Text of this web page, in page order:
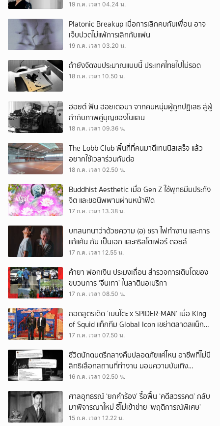
19 ก.ค. เวลา 04.24 น.
Platonic Breakup เมื่อการเลิกคบกับเพื่อน อาจ
เจ็บปวดไม่แพ้การเลิกกับแฟน
19 ก.ค. เวลา 03.20 น.
ถ้ายังจัดงบประมาณแบบนี้ ประเทศไทยไปไม่รอด
18 ก.ค. เวลา 10.50 น.
ฮอยต์ ฟัน ฮอยเตอมา จากคนหนุ่มผู้ถูกปฏิเสธ สู่ผู้
กำกับภาพคู่บุญของโนแลน
18 ก.ค. เวลา 09.36 น.
The Lobb Club พื้นที่ที่คนมาตีเทนนิสเสร็จ แล้ว
อยากใช้เวลาร่วมกันต่อ
18 ก.ค. เวลา 02.50 น.
Buddhist Aesthetic เมื่อ Gen Z ใช้พุทธมีมประทัง
จิต และขอนิพพานผ่านหน้าฟีด
17 ก.ค. เวลา 13.38 น.
บทสนทนาว่าด้วยความ (อ) ชรา ไฟทำงาน และการ
แก้แค้น กับ เป็นเอก และคริสโตเฟอร์ ดอยล์
17 ก.ค. เวลา 12.55 น.
ค้ายา ฟอกเงิน ประมงเถื่อน สำรวจการเติบโตของ
ขบวนการ ‘จีนเทา’ ในลาตินอเมริกา
17 ก.ค. เวลา 08.50 น.
ถอดสูตรเด็ด ‘เบนโตะ x SPIDER-MAN’ เมื่อ King
of Squid แท็กทีม Global Icon เขย่าตลาดสแน็ก
ครึ่งปีหลัง
17 ก.ค. เวลา 07.50 น.
ชีวิตนักดนตรีกลางคืนปลอดภัยแค่ไหน อาชีพที่ไม่มี
สิทธิเลือกสถานที่ทำงาน มอบความบันเทิง
ท่ามกลางความเสี่ยง
16 ก.ค. เวลา 02.50 น.
ศาลอุทธรณ์ ‘ยกคำร้อง’ รื้อฟื้น ‘คดีสวรรคต’ กลับ
มาพิจารณาใหม่ ชี้ไม่เข้าข่าย ‘พฤติการณ์พิเศษ’
15 ก.ค. เวลา 12.22 น.